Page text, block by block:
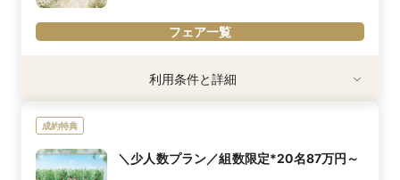
セル自慢のお料理を無料で堪能♪
≪フェア限定のコース試食≫
国産牛フィレ×トリュフ、人気No.1お魚料理＆デザート試食まで！
学・フェア参加予約やお問い合わせをしていただいた場合にのみ適
フェア一覧
内容詳細
関東最大級のドレスサロンを誇るアニヴェルセルで期間限定試着体
験が可能♪
利用条件と詳細
成約特典
＼少人数プラン／組数限定*20名87万円～